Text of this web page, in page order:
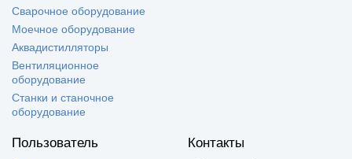
Сварочное оборудование
Моечное оборудование
Аквадистилляторы
Вентиляционное
оборудование
Станки и станочное
оборудование
Пользователь Контакты